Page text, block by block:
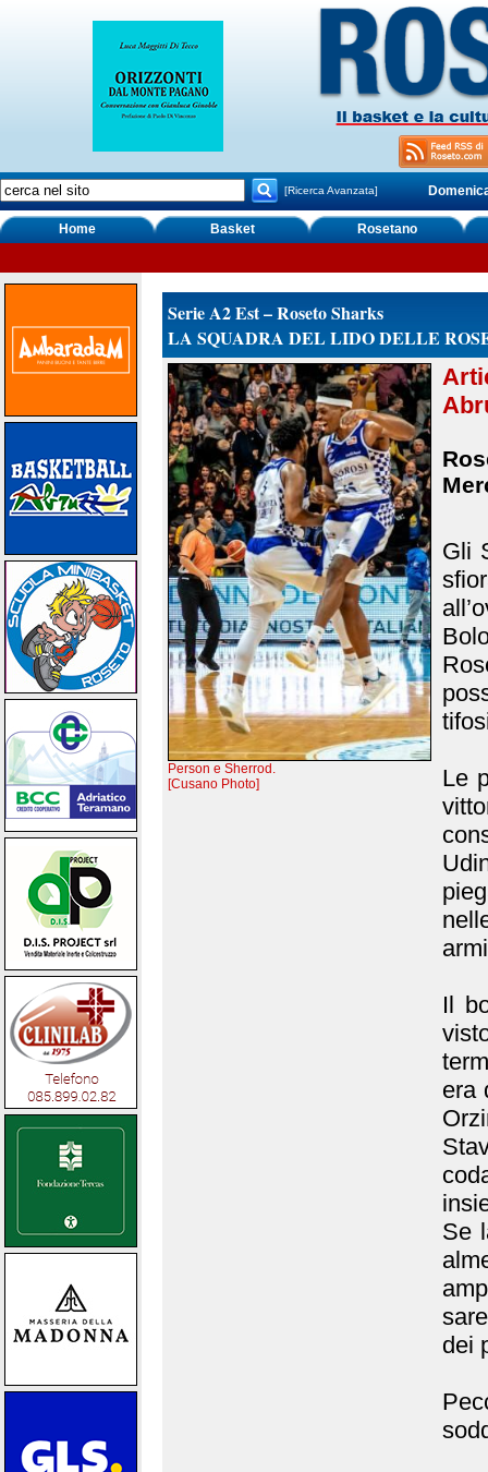
[Ricerca Avanzata]
Home Basket Rosetano
Serie A2 Est – Roseto Sharks
LA SQUADRA DEL LIDO DELLE
Person e Sherrod.
[Cusano Photo]
Gli
Le
Il
era
Se
dei